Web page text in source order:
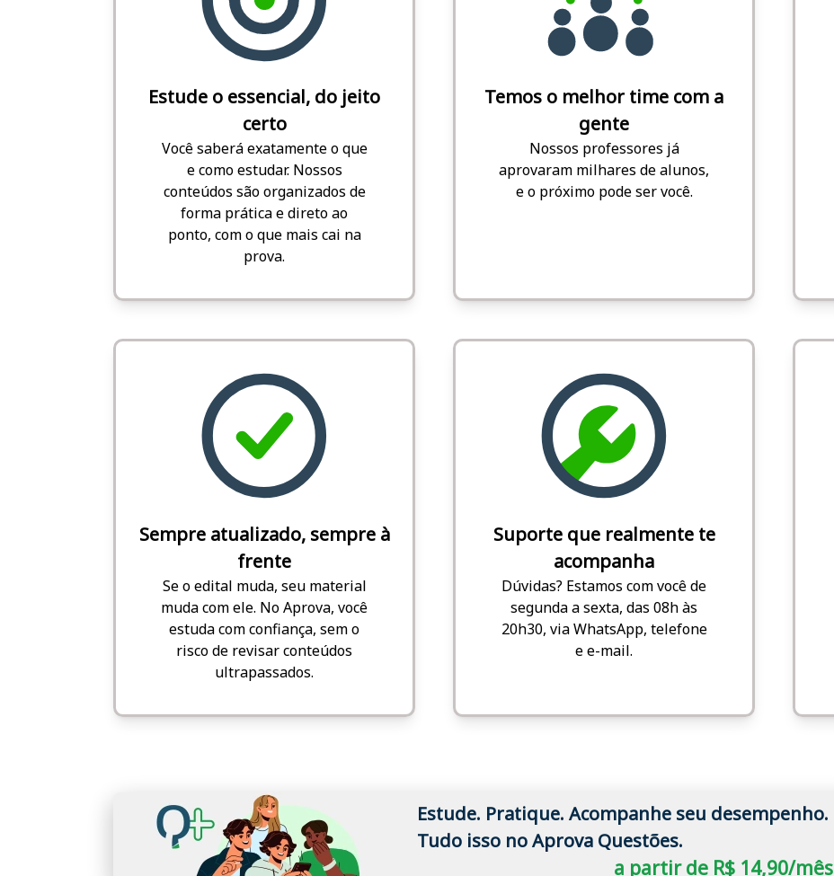
Estude o essencial, do jeito
certo
Você saberá exatamente o que
e como estudar. Nossos
conteúdos são organizados de
forma prática e direto ao
ponto, com o que mais cai na
prova.
Temos o melhor time com a
gente
Nossos professores já
aprovaram milhares de alunos,
e o próximo pode ser você.
Sempre atualizado, sempre à
frente
Se o edital muda, seu material
muda com ele. No Aprova, você
estuda com confiança, sem o
risco de revisar conteúdos
ultrapassados.
Suporte que realmente te
acompanha
Dúvidas? Estamos com você de
segunda a sexta, das 08h às
20h30, via WhatsApp, telefone
e e-mail.
Estude. Pratique. Acompanhe seu desempenho.
Tudo isso no Aprova Questões.
a partir de R$ 14,90/mês